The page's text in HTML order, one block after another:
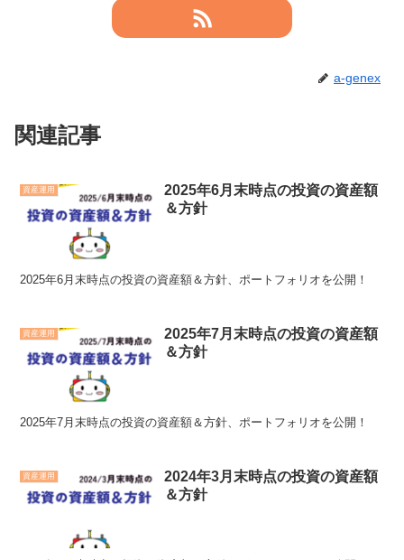
a-genex
関連記事
資産運用
2025年6月末時点の投資の資産額
＆方針
2025年6月末時点の投資の資産額＆方針、ポートフォリオを公開！
資産運用
2025年7月末時点の投資の資産額
＆方針
2025年7月末時点の投資の資産額＆方針、ポートフォリオを公開！
資産運用
2024年3月末時点の投資の資産額
＆方針